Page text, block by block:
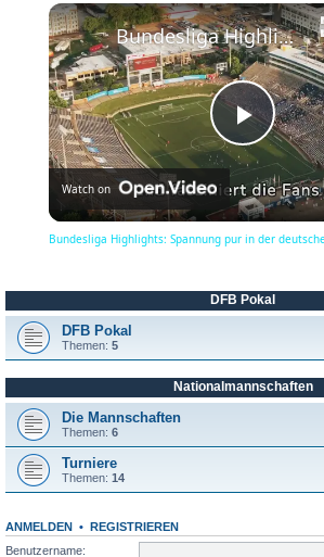
Unmute
P
l
V
d
Bundesliga Highlights: Spannung pur in der deutschen Fußballliga
Watch on
Bundesliga Highlights: Spannung pur in der
DFB Pokal
DFB Pokal
Themen: 5
Nationalmannschaften
Die Mannschaften
Themen: 6
Turniere
Themen: 14
ANMELDEN •
REGISTRIEREN
Benutzername: